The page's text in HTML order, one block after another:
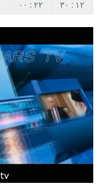
۰۰ : ۲۲
۳۰ : ۱۲